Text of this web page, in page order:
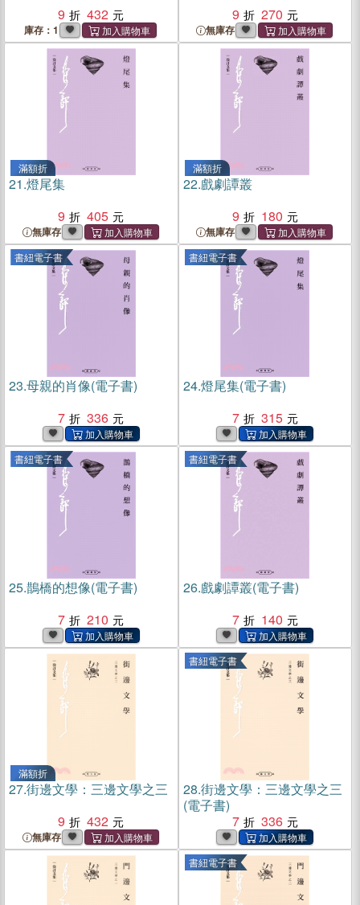
9 432
庫存：1
9 270
無庫存
滿額折
21.燈尾集
9
405
無庫存
滿額折
22.戲劇譚叢
9
180
無庫存
書紐電子書
23.母親的肖像(電子書)
7
336
書紐電子書
24.燈尾集(電子書)
7
315
書紐電子書
25.鵲橋的想像(電子書)
7
210
書紐電子書
26.戲劇譚叢(電子書)
7
140
滿額折
27.街邊文學：三邊文學之三
9
432
無庫存
書紐電子書
28.街邊文學：三邊文學之三
(電子書)
7
336
書紐電子書